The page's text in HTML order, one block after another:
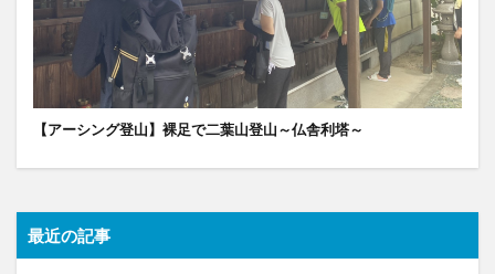
【アーシング登山】裸足で二葉山登山～仏舎利塔～
最近の記事